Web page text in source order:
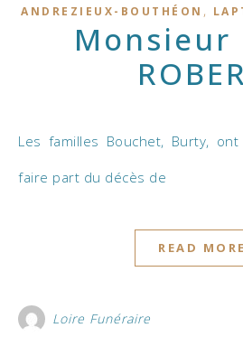
ANDREZIEUX-BOUTHÉON ,
Monsieur
Les familles Bouchet, Burty, ont la tristesse de vous
faire part du décès de
READ MORE
Loire Funéraire